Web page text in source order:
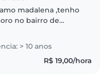
madalena ,tenho
no bairro de
.nao tenho
comprovada em
> 10 anos
R$ 19,00/hora